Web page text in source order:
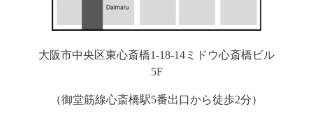
大阪市中央区東心斎橋1-18-14ミドウ心斎橋ビル
5F
（御堂筋線心斎橋駅5番出口から徒歩2分）